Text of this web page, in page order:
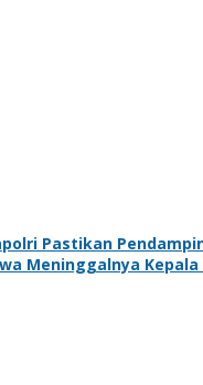
Pastikan
Meninggalnya